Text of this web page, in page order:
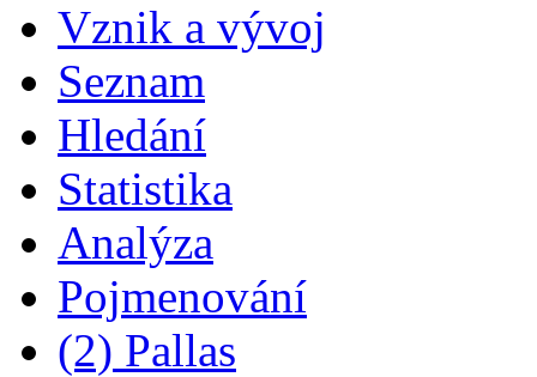
Vznik a vývoj
Seznam
Hledání
Statistika
Analýza
Pojmenování
(2) Pallas